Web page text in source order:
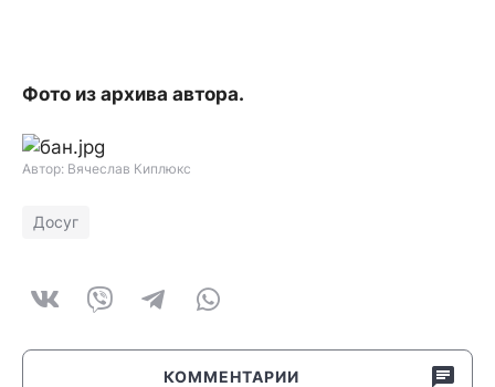
Фото из архива автора.
Автор: Вячеслав Киплюкс
Досуг
КОММЕНТАРИИ